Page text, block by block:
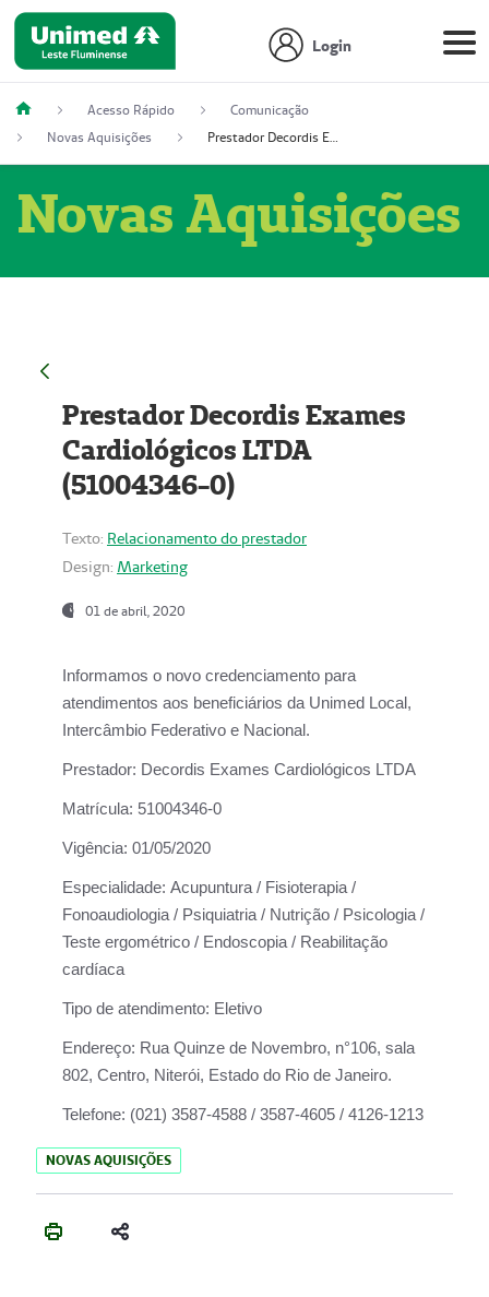
Login
Acesso Rápido
Comunicação
Novas Aquisições
Prestador Decordis Exames Cardiológicos LTDA (51004346-0)
Novas Aquisições
Prestador Decordis Exames
Cardiológicos LTDA
(51004346-0)
Texto: Relacionamento do prestador
Design: Marketing
01 de abril, 2020
Informamos o novo credenciamento para
atendimentos aos beneficiários da Unimed Local,
Intercâmbio Federativo e Nacional.
Prestador: Decordis Exames Cardiológicos LTDA
Matrícula: 51004346-0
Vigência: 01/05/2020
Especialidade: Acupuntura / Fisioterapia /
Fonoaudiologia / Psiquiatria / Nutrição / Psicologia /
Teste ergométrico / Endoscopia / Reabilitação
cardíaca
Tipo de atendimento: Eletivo
Endereço: Rua Quinze de Novembro, n°106, sala
802, Centro, Niterói, Estado do Rio de Janeiro.
Telefone: (021) 3587-4588 / 3587-4605 / 4126-1213
NOVAS AQUISIÇÕES